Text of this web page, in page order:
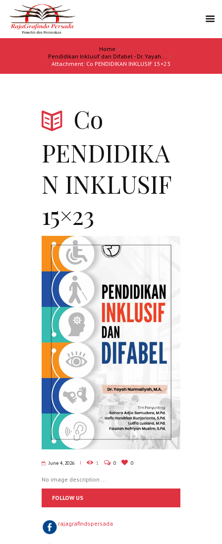
Home
Pendidikan Inklusif dan Difabel - Dr. Yayah...
Attachment: Co PENDIDIKAN INKLUSIF 15×23
Co
PENDIDIKA
N INKLUSIF
15×23
June 4, 2026 1 0 0
No image description ...
FOLLOW US
rajagrafindopersada